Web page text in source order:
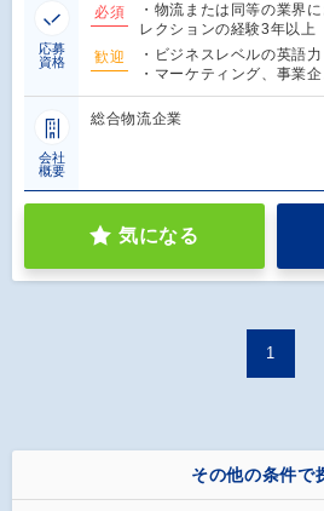
応募
資格
必須
・物流または同等の業界
レクションの経験3年以上
歓迎
・ビジネスレベルの英語
・マーケティング、事業
会社
概要
総合物流企業
気になる
1
その他の条件で